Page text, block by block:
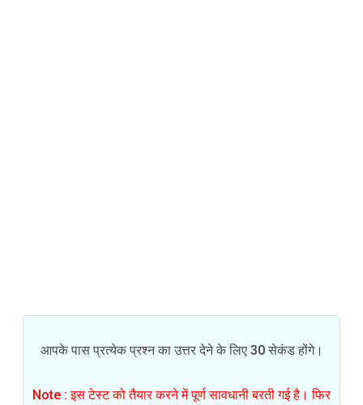
आपके पास प्रत्येक प्रश्न का उत्तर देने के लिए 30 सेकंड होंगे।
Note : इस टेस्ट को तैयार करने में पूर्ण सावधानी बरती गई है। फिर